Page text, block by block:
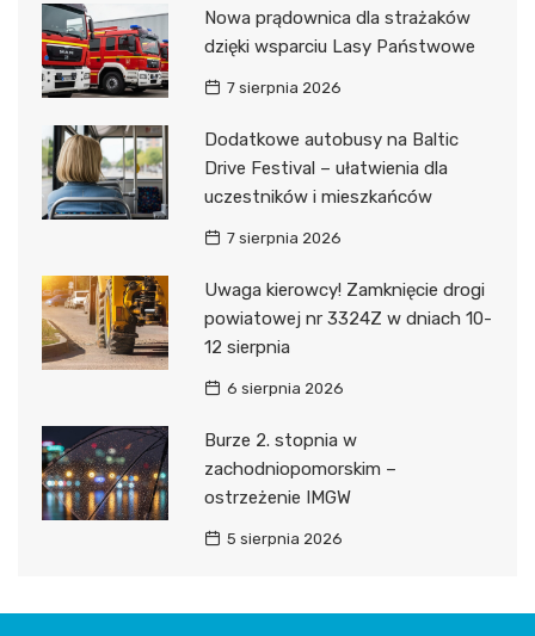
Nowa prądownica dla strażaków
dzięki wsparciu Lasy Państwowe
7 sierpnia 2026
Dodatkowe autobusy na Baltic
Drive Festival – ułatwienia dla
uczestników i mieszkańców
7 sierpnia 2026
Uwaga kierowcy! Zamknięcie drogi
powiatowej nr 3324Z w dniach 10-
12 sierpnia
6 sierpnia 2026
Burze 2. stopnia w
zachodniopomorskim –
ostrzeżenie IMGW
5 sierpnia 2026